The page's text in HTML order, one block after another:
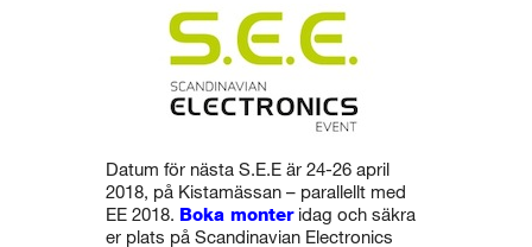
Datum för nästa S.E.E är 24-26 april
2018, på Kistamässan – parallellt med
EE 2018. Boka monteridag och säkra
er plats på Scandinavian Electronics